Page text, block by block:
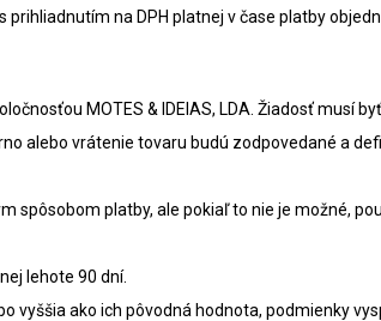
na DPH platnej v čase platby
MOTES & IDEIAS, LDA. Žiadosť musí
alebo vrátenie tovaru budú zodpovedané a
spôsobom platby, ale pokiaľ to nie je možné,
lehote 90 dní.
ako ich pôvodná hodnota, podmienky